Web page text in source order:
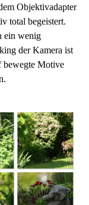
Objektivadapter
total begeistert.
ein wenig
der Kamera ist
bewegte Motive